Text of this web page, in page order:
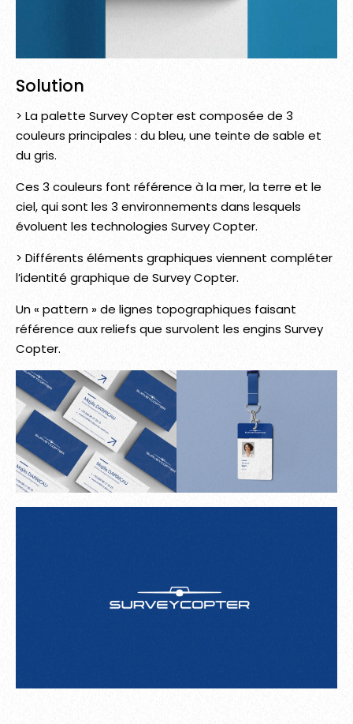
Solution
> La palette Survey Copter est composée de 3
couleurs principales : du bleu, une teinte de sable et
du gris.
Ces 3 couleurs font référence à la mer, la terre et le
ciel, qui sont les 3 environnements dans lesquels
évoluent les technologies Survey Copter.
> Différents éléments graphiques viennent compléter
l’identité graphique de Survey Copter.
Un « pattern » de lignes topographiques faisant
référence aux reliefs que survolent les engins Survey
Copter.